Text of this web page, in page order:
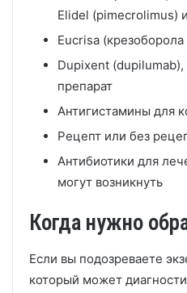
Elidel (pimecrolimus)
Eucrisa (крезоборола
Dupixent
препарат
Антигистамины для
Рецепт или без
Антибиотики для
могут возникнуть
Когда нужно
Если вы подозреваете
который может